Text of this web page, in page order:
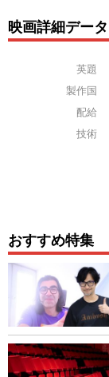
映画詳細データ
英題
製作国
配給
技術
おすすめ特集